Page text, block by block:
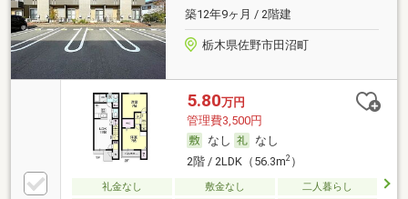
築12年9ヶ月 / 2階建
栃木県佐野市田沼町
5.80万円
管理費3,500円
なし
なし
2階 / 2LDK（56.3m2）
礼金なし 敷金なし
二人暮らし